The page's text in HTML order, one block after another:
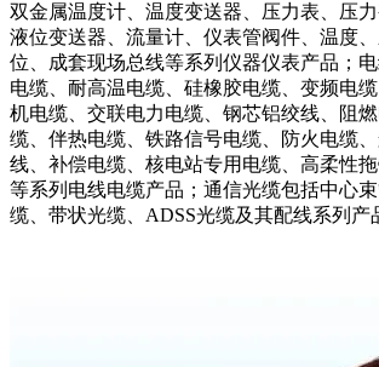
双金属温度计、温度变送器、压力表、压力
液位变送器、流量计、仪表管阀件、温度
位、成套现场总线等系列仪器仪表产品；
电缆、耐高温电缆、硅橡胶电缆、变频电
机电缆、交联电力电缆、钢芯铝绞线、阻
缆、伴热电缆、铁路信号电缆、防火电缆
线、补偿电缆、核电站专用电缆、高柔性
等系列电线电缆产品；通信光缆包括中心
缆、带状光缆、ADSS光缆及其配线系列产